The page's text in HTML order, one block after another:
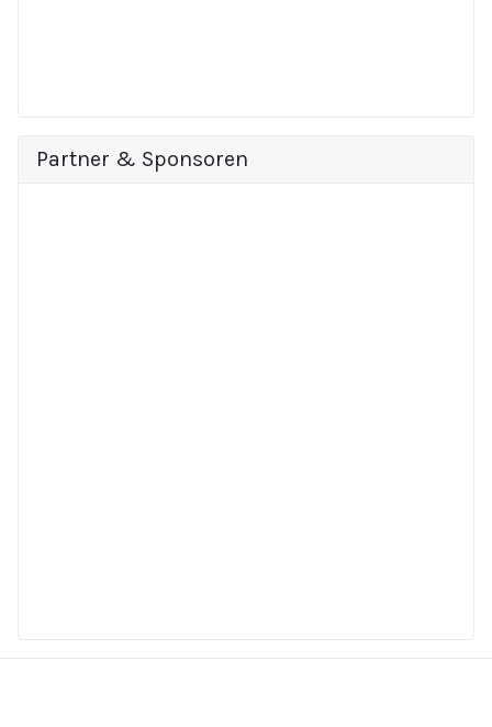
Partner & Sponsoren